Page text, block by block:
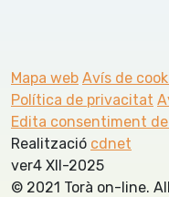
Mapa web Avís de
Política de privacitat
Edita consentiment
Realització cdnet
ver4 XII-2025
© 2021 Torà on-line.